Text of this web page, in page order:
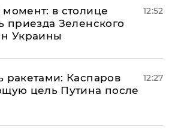
в столице
приезда Зеленского
Украины
12:52
ракетами: Каспаров
цель Путина после
12:27